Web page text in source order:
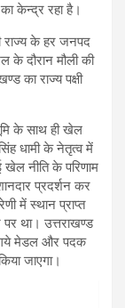
केन्द्र रहा है।
राज्य के हर जनपद
के दौरान मौली की
का राज्य पक्षी
के साथ ही खेल
धामी के नेतृत्व में
नीति के परिणाम
प्रदर्शन कर
में स्थान प्राप्त
था। उत्तराखण्ड
गये मेडल और पदक
जाएगा।